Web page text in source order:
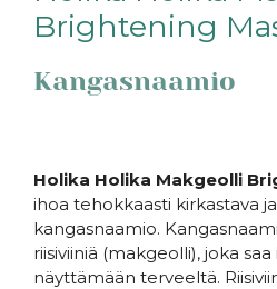
Brightening
Kangasnaamio
Holika Holika Makgeolli
ihoa tehokkaasti kirkastava
kangasnaamio.
riisiviiniä (makgeolli), joka
näyttämään terveeltä.